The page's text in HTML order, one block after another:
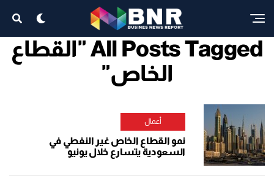
All Posts Tagged "القطاع
الخاص"
أعمال
نمو القطاع الخاص غير النفطي في
السعودية يتسارع خلال يونيو